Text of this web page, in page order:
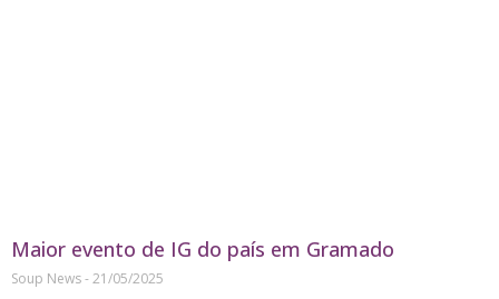
Maior evento de IG do país em Gramado
Soup News 21/05/2025